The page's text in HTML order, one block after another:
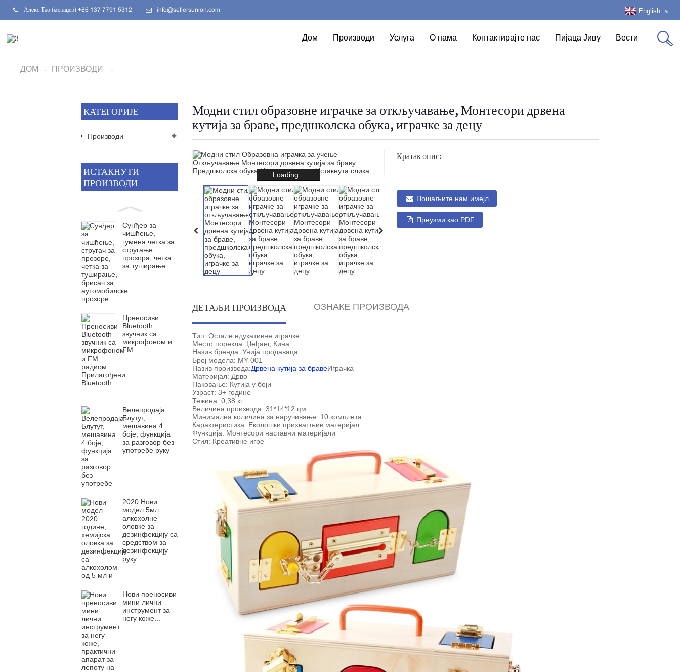
Алекс Тао (менаџер) +86 137 7791 5312 info@sellersunion.com English
Дом Производи Услуга О нама Контактирајте нас Пијаца Јиву Вести
ДОМ ПРОИЗВОДИ
КАТЕГОРИЈЕ
Производи
ИСТАКНУТИ
ПРОИЗВОДИ
Сунђер за
чишћење,
гумена четка за
стругање
прозора, четка
за туширање...
Преносиви
Bluetooth
звучник са
микрофоном и
FM...
Велепродаја
Блутут,
мешавина 4
боје, функција
за разговор без
употребе руку
2020 Нови
модел 5мл
алкохолне
оловке за
дезинфекцију са
средством за
дезинфекцију
руку...
Нови преносиви
мини лични
инструмент за
негу коже...
Модни стил образовне играчке за откључавање, Монтесори дрвена
кутија за браве, предшколска обука, играчке за децу
Loading...
Кратак опис:
Пошаљите нам имејл
Преузми као PDF
ДЕТАЉИ ПРОИЗВОДА ОЗНАКЕ ПРОИЗВОДА
Тип: Остале едукативне играчке
Место порекла: Џеђанг, Кина
Назив бренда: Унија продаваца
Број модела: MY-001
Назив производа:Дрвена кутија за бравеИграчка
Материјал: Дрво
Паковање: Кутија у боји
Узраст: 3+ године
Тежина: 0,38 кг
Величина производа: 31*14*12 цм
Минимална количина за наручивање: 10 комплета
Карактеристика: Еколошки прихватљив материјал
Функција: Монтесори наставни материјали
Стил: Креативне игре